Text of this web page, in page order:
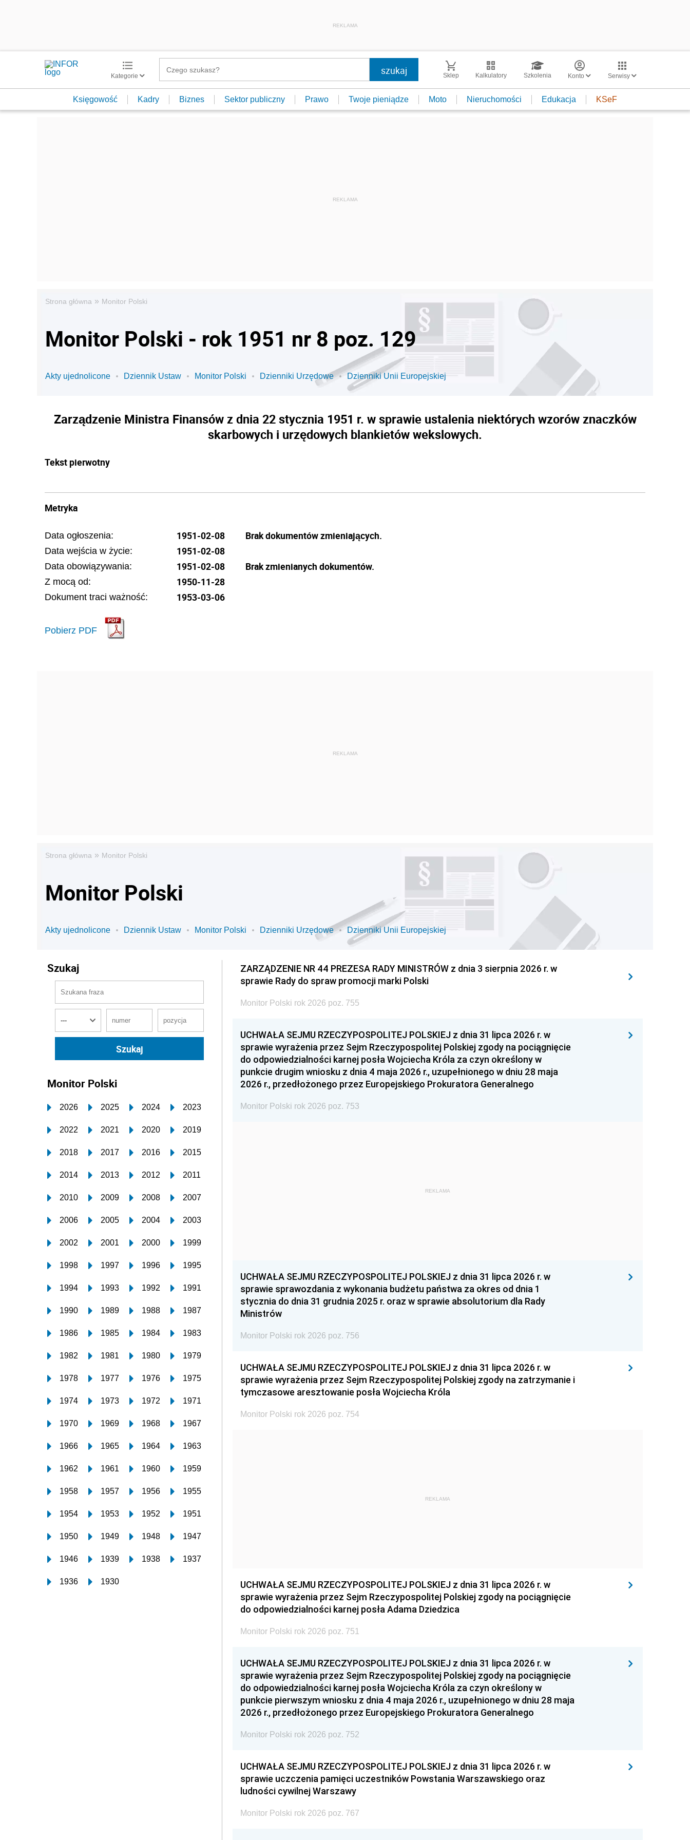
REKLAMA
Kategorie Sklep Kalkulatory Szkolenia Konto Serwisy
Księgowość Kadry Biznes Sektor publiczny Prawo Twoje pieniądze Moto Nieruchomości Edukacja KSeF
Strona główna » Monitor Polski
Monitor Polski - rok 1951 nr 8 poz. 129
Akty ujednolicone Dziennik Ustaw Monitor Polski Dzienniki Urzędowe Dzienniki Unii Europejskiej
Zarządzenie Ministra Finansów z dnia 22 stycznia 1951 r. w sprawie ustalenia niektórych wzorów znaczków
skarbowych i urzędowych blankietów wekslowych.
Tekst pierwotny
Metryka
Data ogłoszenia: 1951-02-08
Data wejścia w życie: 1951-02-08
Data obowiązywania: 1951-02-08
Z mocą od: 1950-11-28
Dokument traci ważność: 1953-03-06
Pobierz PDF
Brak dokumentów zmieniających.
Brak zmienianych dokumentów.
Strona główna » Monitor Polski
Monitor Polski
Akty ujednolicone Dziennik Ustaw Monitor Polski Dzienniki Urzędowe Dzienniki Unii Europejskiej
Szukaj
Monitor Polski
2026 2025 2024 2023
2022 2021 2020 2019
2018 2017 2016 2015
2014 2013 2012 2011
2010 2009 2008 2007
2006 2005 2004 2003
2002 2001 2000 1999
1998 1997 1996 1995
1994 1993 1992 1991
1990 1989 1988 1987
1986 1985 1984 1983
1982 1981 1980 1979
1978 1977 1976 1975
1974 1973 1972 1971
1970 1969 1968 1967
1966 1965 1964 1963
1962 1961 1960 1959
1958 1957 1956 1955
1954 1953 1952 1951
1950 1949 1948 1947
1946 1939 1938 1937
1936 1930
ZARZĄDZENIE NR 44 PREZESA RADY MINISTRÓW z dnia 3 sierpnia 2026 r. w
sprawie Rady do spraw promocji marki Polski
Monitor Polski rok 2026 poz. 755
UCHWAŁA SEJMU RZECZYPOSPOLITEJ POLSKIEJ z dnia 31 lipca 2026 r. w
sprawie wyrażenia przez Sejm Rzeczypospolitej Polskiej zgody na pociągnięcie
do odpowiedzialności karnej posła Wojciecha Króla za czyn określony w
punkcie drugim wniosku z dnia 4 maja 2026 r., uzupełnionego w dniu 28 maja
2026 r., przedłożonego przez Europejskiego Prokuratora Generalnego
Monitor Polski rok 2026 poz. 753
REKLAMA
UCHWAŁA SEJMU RZECZYPOSPOLITEJ POLSKIEJ z dnia 31 lipca 2026 r. w
sprawie sprawozdania z wykonania budżetu państwa za okres od dnia 1
stycznia do dnia 31 grudnia 2025 r. oraz w sprawie absolutorium dla Rady
Ministrów
Monitor Polski rok 2026 poz. 756
UCHWAŁA SEJMU RZECZYPOSPOLITEJ POLSKIEJ z dnia 31 lipca 2026 r. w
sprawie wyrażenia przez Sejm Rzeczypospolitej Polskiej zgody na zatrzymanie i
tymczasowe aresztowanie posła Wojciecha Króla
Monitor Polski rok 2026 poz. 754
REKLAMA
UCHWAŁA SEJMU RZECZYPOSPOLITEJ POLSKIEJ z dnia 31 lipca 2026 r. w
sprawie wyrażenia przez Sejm Rzeczypospolitej Polskiej zgody na pociągnięcie
do odpowiedzialności karnej posła Adama Dziedzica
Monitor Polski rok 2026 poz. 751
UCHWAŁA SEJMU RZECZYPOSPOLITEJ POLSKIEJ z dnia 31 lipca 2026 r. w
sprawie wyrażenia przez Sejm Rzeczypospolitej Polskiej zgody na pociągnięcie
do odpowiedzialności karnej posła Wojciecha Króla za czyn określony w
punkcie pierwszym wniosku z dnia 4 maja 2026 r., uzupełnionego w dniu 28 maja
2026 r., przedłożonego przez Europejskiego Prokuratora Generalnego
Monitor Polski rok 2026 poz. 752
UCHWAŁA SEJMU RZECZYPOSPOLITEJ POLSKIEJ z dnia 31 lipca 2026 r. w
sprawie uczczenia pamięci uczestników Powstania Warszawskiego oraz
ludności cywilnej Warszawy
Monitor Polski rok 2026 poz. 767